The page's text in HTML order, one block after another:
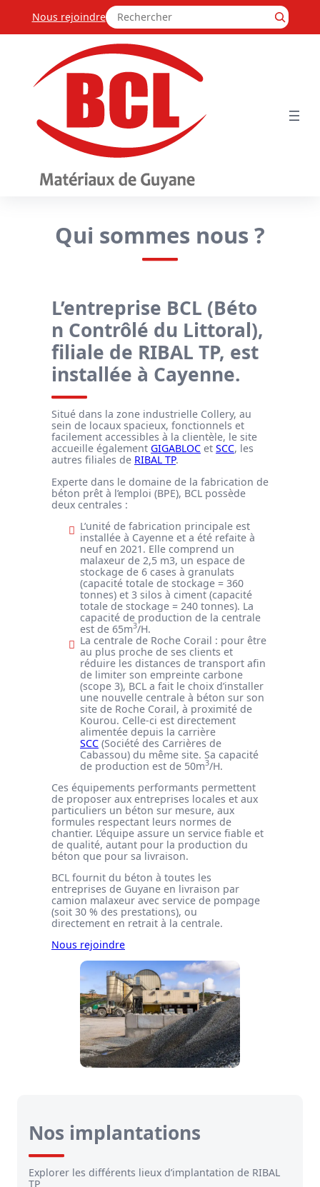
Nous rejoindreRechercher
Qui sommes nous ?
L’entreprise BCL (Béto
n Contrôlé du Littoral),
filiale de RIBAL TP, est
installée à Cayenne.
Situé dans la zone industrielle Collery, au
sein de locaux spacieux, fonctionnels et
facilement accessibles à la clientèle, le site
accueille également GIGABLOC et SCC, les
autres filiales de RIBAL TP.
Experte dans le domaine de la fabrication de
béton prêt à l’emploi (BPE), BCL possède
deux centrales :
L’unité de fabrication principale est
installée à Cayenne et a été refaite à
neuf en 2021. Elle comprend un
malaxeur de 2,5 m3, un espace de
stockage de 6 cases à granulats
(capacité totale de stockage = 360
tonnes) et 3 silos à ciment (capacité
totale de stockage = 240 tonnes). La
capacité de production de la centrale
est de 65m3/H.
La centrale de Roche Corail : pour être
au plus proche de ses clients et
réduire les distances de transport afin
de limiter son empreinte carbone
(scope 3), BCL a fait le choix d’installer
une nouvelle centrale à béton sur son
site de Roche Corail, à proximité de
Kourou. Celle-ci est directement
alimentée depuis la carrière
SCC (Société des Carrières de
Cabassou) du même site. Sa capacité
de production est de 50m3/H.
Ces équipements performants permettent
de proposer aux entreprises locales et aux
particuliers un béton sur mesure, aux
formules respectant leurs normes de
chantier. L’équipe assure un service fiable et
de qualité, autant pour la production du
béton que pour sa livraison.
BCL fournit du béton à toutes les
entreprises de Guyane en livraison par
camion malaxeur avec service de pompage
(soit 30 % des prestations), ou
directement en retrait à la centrale.
Nous rejoindre
Nos implantations
Explorer les différents lieux d’implantation de RIBAL
TP